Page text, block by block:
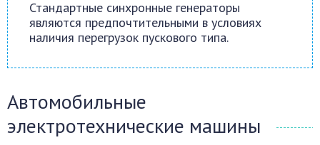
Стандартные синхронные генераторы
являются предпочтительными в условиях
наличия перегрузок пускового типа.
Автомобильные
электротехнические машины